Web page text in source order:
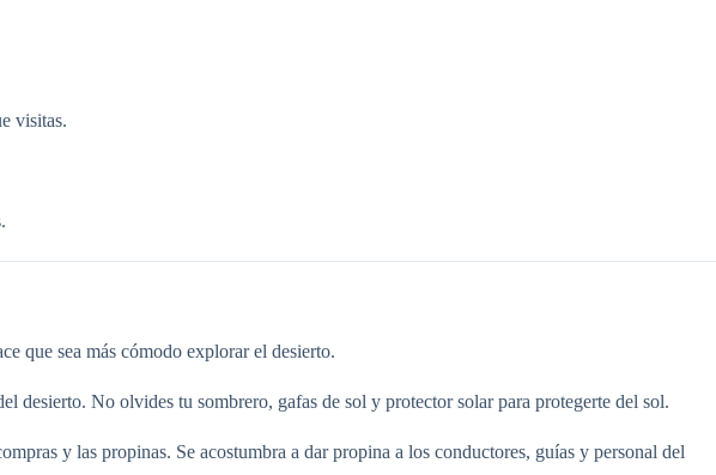
visitas.
que sea más cómodo explorar el desierto.
desierto. No olvides tu sombrero, gafas de sol y protector solar para protegerte del sol.
y las propinas. Se acostumbra a dar propina a los conductores, guías y personal del